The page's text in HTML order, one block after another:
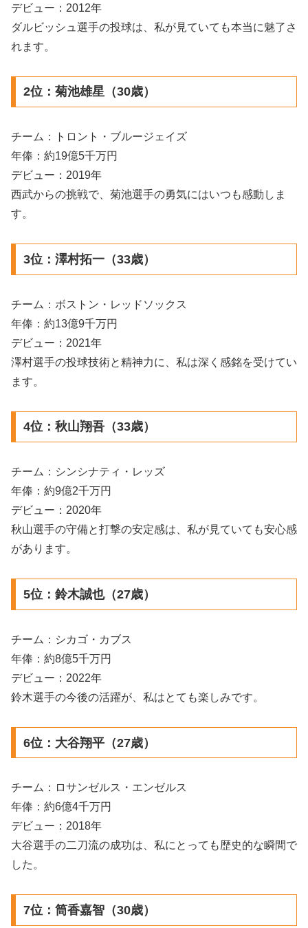
デビュー：2012年
ダルビッシュ選手の投球は、私が見ていても本当に魅了さ
れます。
2位：菊池雄星（30歳）
チーム：トロント・ブルージェイズ
年俸：約19億5千万円
デビュー：2019年
西武からの挑戦で、菊池選手の勇気にはいつも感動しま
す。
3位：澤村拓一（33歳）
チーム：ボストン・レッドソックス
年俸：約13億9千万円
デビュー：2021年
澤村選手の投球技術と精神力に、私は深く感銘を受けてい
ます。
4位：秋山翔吾（33歳）
チーム：シンシナティ・レッズ
年俸：約9億2千万円
デビュー：2020年
秋山選手の守備と打撃の安定感は、私が見ていても安心感
があります。
5位：鈴木誠也（27歳）
チーム：シカゴ・カブス
年俸：約8億5千万円
デビュー：2022年
鈴木選手の今後の活躍が、私はとても楽しみです。
6位：大谷翔平（27歳）
チーム：ロサンゼルス・エンゼルス
年俸：約6億4千万円
デビュー：2018年
大谷選手の二刀流の成功は、私にとっても歴史的な瞬間で
した。
7位：筒香嘉智（30歳）